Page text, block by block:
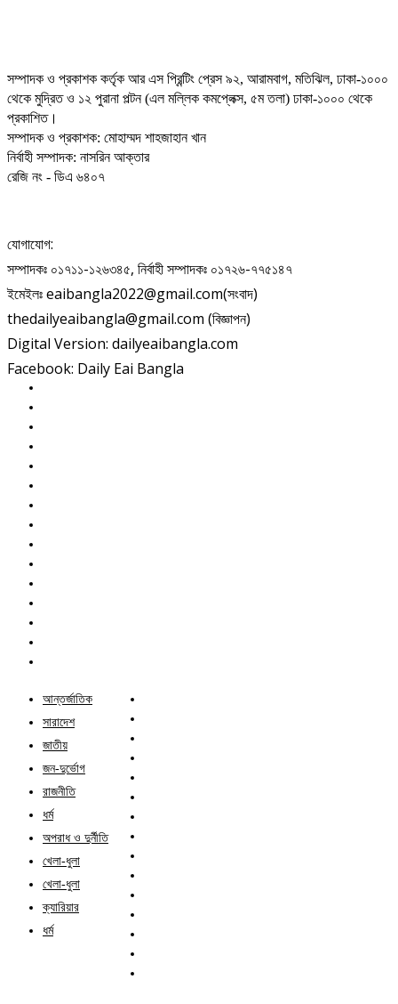
সম্পাদক ও প্রকাশক কর্তৃক আর এস প্রিন্টিং প্রেস ৯২, আরামবাগ, মতিঝিল, ঢাকা-১০০০
থেকে মুদ্রিত ও ১২ পুরানা পল্টন (এল মল্লিক কমপ্লেক্স, ৫ম তলা) ঢাকা-১০০০ থেকে
প্রকাশিত।
সম্পাদক ও প্রকাশক: মোহাম্মদ শাহজাহান খান
নির্বাহী সম্পাদক: নাসরিন আক্তার
রেজি নং - ডিএ ৬৪০৭
যোগাযোগ:
সম্পাদকঃ ০১৭১১-১২৬৩৪৫, নির্বাহী সম্পাদকঃ ০১৭২৬-৭৭৫১৪৭
ইমেইলঃ eaibangla2022@gmail.com(সংবাদ)
thedailyeaibangla@gmail.com (বিজ্ঞাপন)
Digital Version: dailyeaibangla.com
Facebook: Daily Eai Bangla
আন্তর্জাতিক
সারাদেশ
জাতীয়
জন-দুর্ভোগ
রাজনীতি
ধর্ম
অপরাধ ও দুর্নীতি
খেলা-ধুলা
খেলা-ধুলা
ক্যারিয়ার
ধর্ম